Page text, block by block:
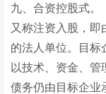
九、合资控股式。
又称注资入股，即
的法人单位。目标
以技术、资金、
债务仍由目标企业